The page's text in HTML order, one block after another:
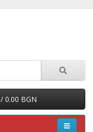
0 продукт(a) - €0.00 / 0.00 BGN